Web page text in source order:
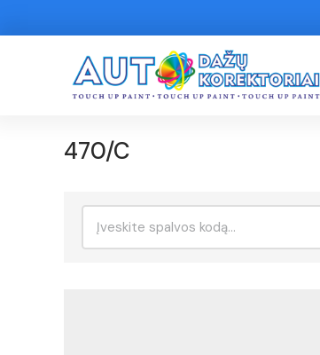
470/C